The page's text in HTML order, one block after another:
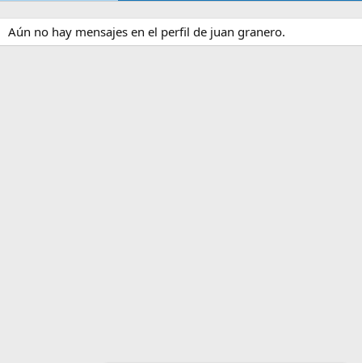
Aún no hay mensajes en el perfil de juan granero.